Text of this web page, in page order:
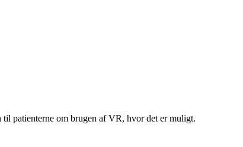
patienterne om brugen af VR, hvor det er muligt.